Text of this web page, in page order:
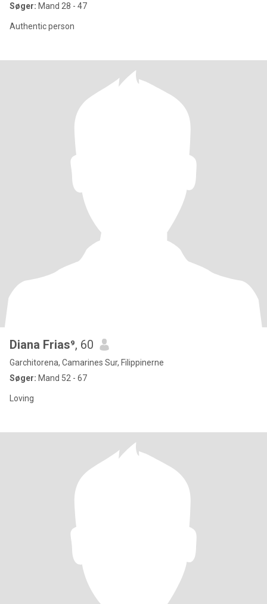
Søger: Mand 28 - 47
Authentic person
Diana Frias⁹, 60
Garchitorena, Camarines Sur, Filippinerne
Søger: Mand 52 - 67
Loving